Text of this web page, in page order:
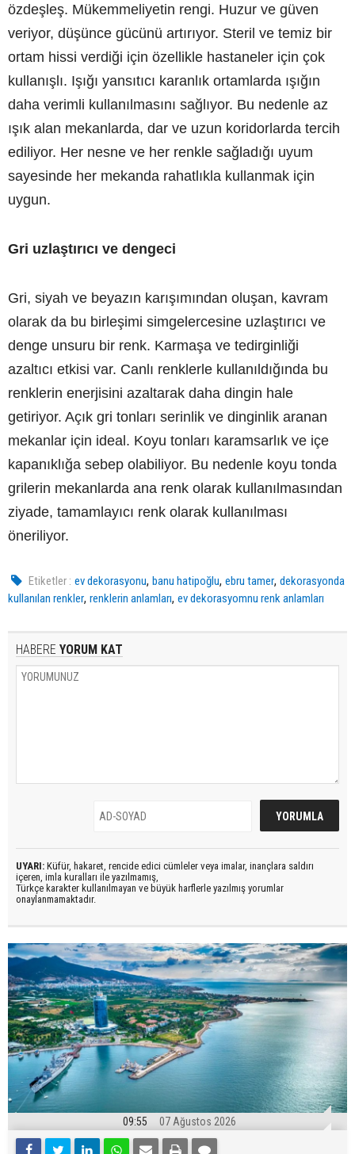
özdeşleş. Mükemmeliyetin rengi. Huzur ve güven
veriyor, düşünce gücünü artırıyor. Steril ve temiz bir
ortam hissi verdiği için özellikle hastaneler için çok
kullanışlı. Işığı yansıtıcı karanlık ortamlarda ışığın
daha verimli kullanılmasını sağlıyor. Bu nedenle az
ışık alan mekanlarda, dar ve uzun koridorlarda tercih
ediliyor. Her nesne ve her renkle sağladığı uyum
sayesinde her mekanda rahatlıkla kullanmak için
uygun.
Gri uzlaştırıcı ve dengeci
Gri, siyah ve beyazın karışımından oluşan, kavram
olarak da bu birleşimi simgelercesine uzlaştırıcı ve
denge unsuru bir renk. Karmaşa ve tedirginliği
azaltıcı etkisi var. Canlı renklerle kullanıldığında bu
renklerin enerjisini azaltarak daha dingin hale
getiriyor. Açık gri tonları serinlik ve dinginlik aranan
mekanlar için ideal. Koyu tonları karamsarlık ve içe
kapanıklığa sebep olabiliyor. Bu nedenle koyu tonda
grilerin mekanlarda ana renk olarak kullanılmasından
ziyade, tamamlayıcı renk olarak kullanılması
öneriliyor.
Etiketler : ev dekorasyonu,banu hatipoğlu,ebru tamer,dekorasyonda
kullanılan renkler, renklerin anlamları, ev dekorasyomnu renk anlamları
HABERE YORUM KAT
UYARI: Küfür, hakaret, rencide edici cümleler veya imalar, inançlara saldırı
içeren, imla kuralları ile yazılmamış,
Türkçe karakter kullanılmayan ve büyük harflerle yazılmış yorumlar
onaylanmamaktadır.
09:55 07 Ağustos 2026